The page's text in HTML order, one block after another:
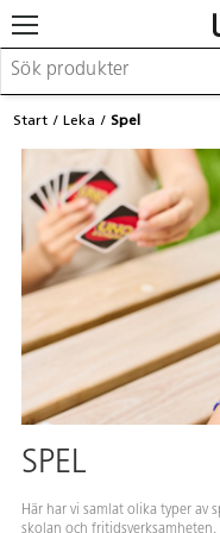
Möbler & inredning
Leka
Lära
Barnvagnar &
Skolförbrukning &
Logga in / Registrera dig
Hitta din säljare
Start Leka Spel
SPEL
Här har vi samlat olika typer av
skolan och